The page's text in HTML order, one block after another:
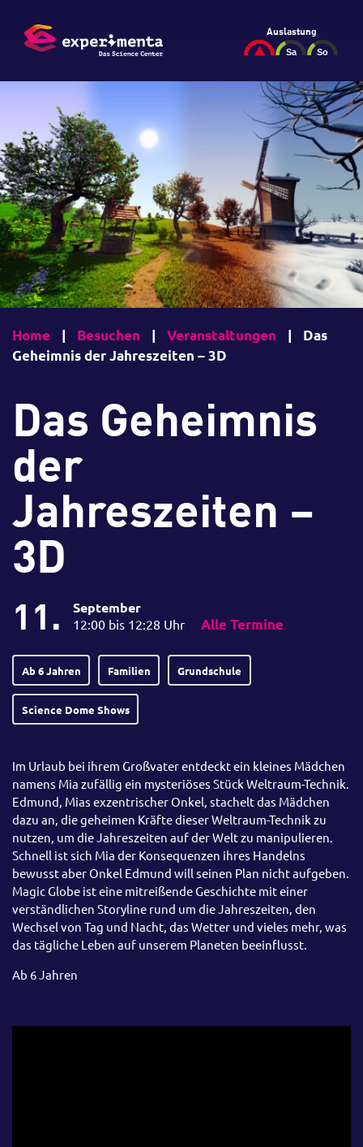
Auslastung
Home | Besuchen | Veranstaltungen |
Das
Geheimnis der Jahreszeiten – 3D
Das Geheimnis
der
Jahreszeiten –
3D
11. September
12:00 bis 12:28 Uhr Alle Termine
Ab 6 Jahren Familien Grundschule
Science Dome Shows
Im Urlaub bei ihrem Großvater entdeckt ein kleines Mädchen
namens Mia zufällig ein mysteriöses Stück Weltraum-Technik.
Edmund, Mias exzentrischer Onkel, stachelt das Mädchen
dazu an, die geheimen Kräfte dieser Weltraum-Technik zu
nutzen, um die Jahreszeiten auf der Welt zu manipulieren.
Schnell ist sich Mia der Konsequenzen ihres Handelns
bewusst aber Onkel Edmund will seinen Plan nicht aufgeben.
Magic Globe ist eine mitreißende Geschichte mit einer
verständlichen Storyline rund um die Jahreszeiten, den
Wechsel von Tag und Nacht, das Wetter und vieles mehr, was
das tägliche Leben auf unserem Planeten beeinflusst.
Ab 6 Jahren